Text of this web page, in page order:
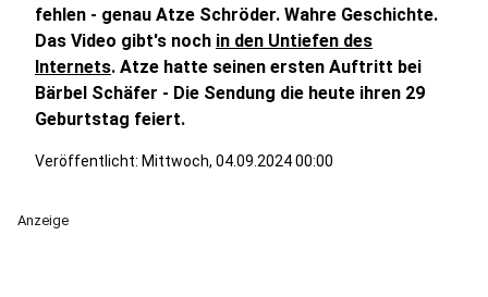
fehlen - genau Atze Schröder. Wahre Geschichte.
Das Video gibt's noch in den Untiefen des
Internets. Atze hatte seinen ersten Auftritt bei
Bärbel Schäfer - Die Sendung die heute ihren 29
Geburtstag feiert.
Veröffentlicht: Mittwoch, 04.09.2024 00:00
Anzeige